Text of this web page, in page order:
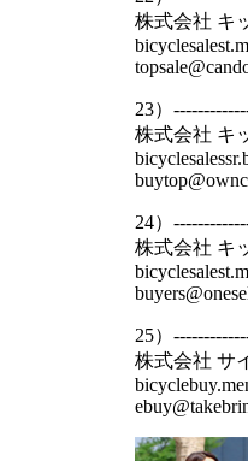
株式会社 キ
23）
株式会社 キ
24）
株式会社 キ
25）
株式会社 サ